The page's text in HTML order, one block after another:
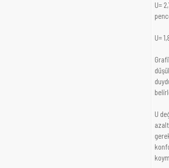
U=
U=
U